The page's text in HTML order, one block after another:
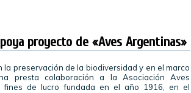
proyecto de «Aves Argentinas»
la preservación de la biodiversidad y en el marco
presta colaboración a la Asociación Aves
fines de lucro fundada en el año 1916, en el